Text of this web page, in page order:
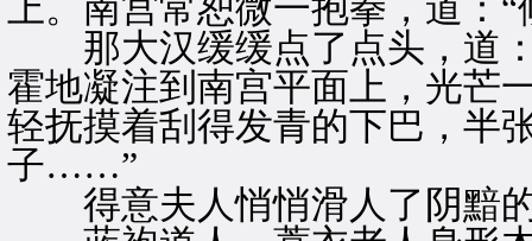
上。南宫常恕微一抱拳，道：
那大汉缓缓点了点头，道：
霍地凝注到南宫平面上，光芒
轻抚摸着刮得发青的下巴，
子……”
得意夫人悄悄滑人了阴黯的